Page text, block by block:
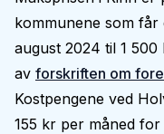
kommunene som får
august 2024 til 1
av forskriften om
Kostpengene ved
155 kr per måned